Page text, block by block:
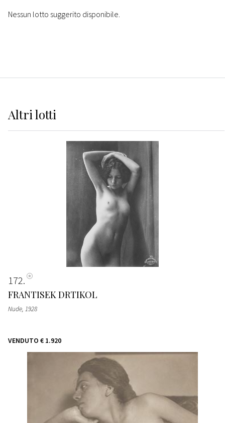
Nessun lotto suggerito disponibile.
Altrilotti
172
FRANTISEK DRTIKOL
Nude, 1928
VENDUTO € 1.920